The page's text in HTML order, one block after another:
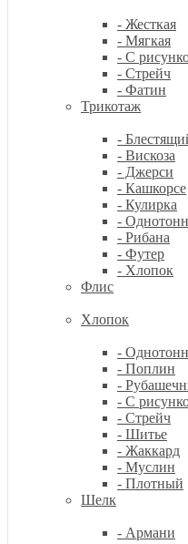
- Жесткая
- Мягкая
- С
- Стрейч
- Фатин
Трикотаж
-
- Вискоза
- Джерси
- Кашкорсе
- Кулирка
-
- Рибана
- Футер
- Хлопок
Флис
Хлопок
-
- Поплин
-
- С
- Стрейч
- Шитье
- Жаккард
- Муслин
- Плотный
Шелк
- Армани